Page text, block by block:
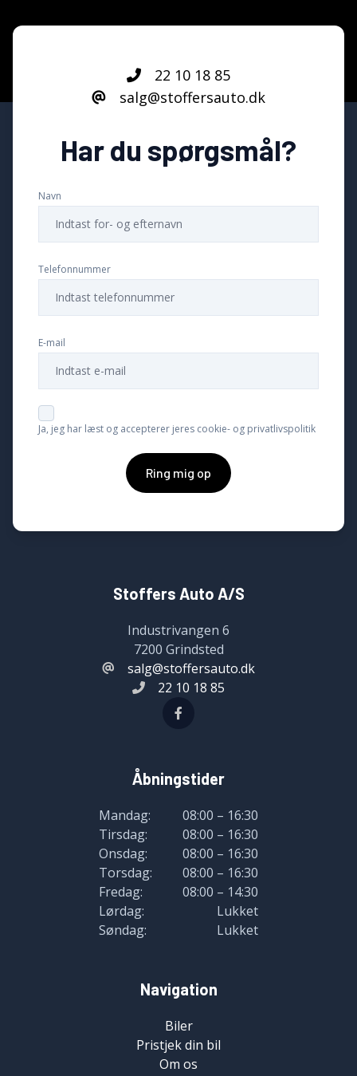
22 10 18 85
salg@stoffersauto.dk
Har du spørgsmål?
Navn
Telefonnummer
E-mail
Ja, jeg har læst og accepterer jeres cookie- og privatlivspolitik
Ring mig op
Stoffers Auto A/S
Industrivangen 6
7200 Grindsted
salg@stoffersauto.dk
22 10 18 85
Åbningstider
Mandag:
08:00 – 16:30
Tirsdag:
08:00 – 16:30
Onsdag:
08:00 – 16:30
Torsdag:
08:00 – 16:30
Fredag:
08:00 – 14:30
Lørdag:
Lukket
Søndag:
Lukket
Navigation
Biler
Pristjek din bil
Om os